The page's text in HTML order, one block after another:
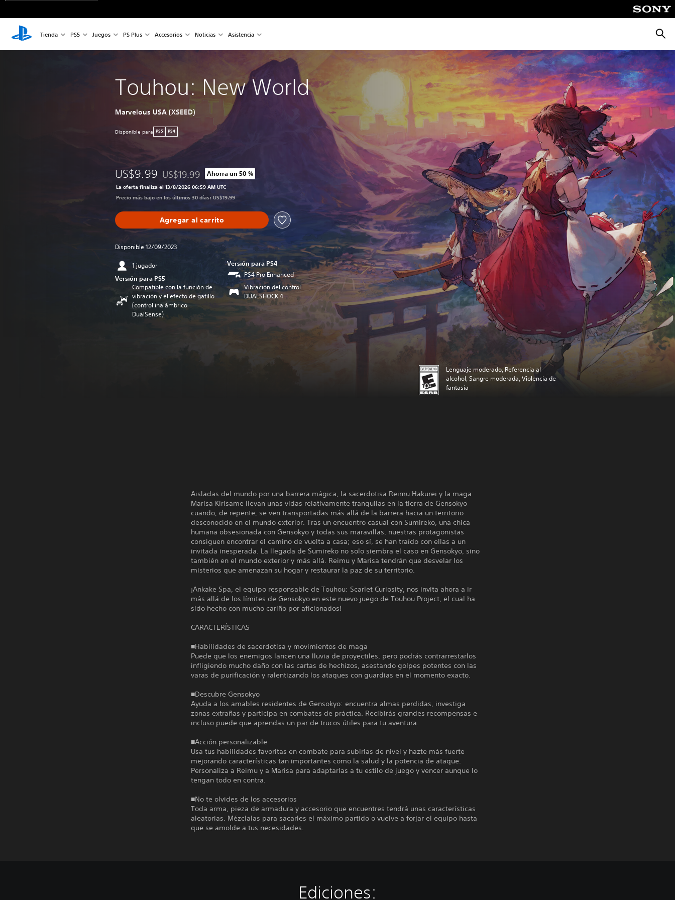
Tienda PS5 Juegos PS Plus Accesorios Noticias Asistencia
Touhou: New World
Marvelous USA (XSEED)
Disponible para PS5 PS4
US$9.99 Rebajado del precio original de US$19.99
US$19.99 Ahorra un 50 %
La oferta finaliza el 13/8/2026 06:59 AM UTC
Precio más bajo en los últimos 30 días: US$19.99
Agregar al carrito
Disponible 12/09/2023
1 jugador
Versión para PS5
Compatible con la función de
vibración y el efecto de gatillo
(control inalámbrico
DualSense)
Versión para PS4
PS4 Pro Enhanced
Vibración del control
DUALSHOCK 4
Lenguaje moderado, Referencia al
alcohol, Sangre moderada, Violencia de
fantasía
Aisladas del mundo por una barrera mágica, la sacerdotisa Reimu Hakurei y la maga
Marisa Kirisame llevan unas vidas relativamente tranquilas en la tierra de Gensokyo
cuando, de repente, se ven transportadas más allá de la barrera hacia un territorio
desconocido en el mundo exterior. Tras un encuentro casual con Sumireko, una chica
humana obsesionada con Gensokyo y todas sus maravillas, nuestras protagonistas
consiguen encontrar el camino de vuelta a casa; eso sí, se han traído con ellas a un
invitada inesperada. La llegada de Sumireko no solo siembra el caso en Gensokyo, sino
también en el mundo exterior y más allá. Reimu y Marisa tendrán que desvelar los
misterios que amenazan su hogar y restaurar la paz de su territorio.
¡Ankake Spa, el equipo responsable de Touhou: Scarlet Curiosity, nos invita ahora a ir
más allá de los límites de Gensokyo en este nuevo juego de Touhou Project, el cual ha
sido hecho con mucho cariño por aficionados!
CARACTERÍSTICAS
■Habilidades de sacerdotisa y movimientos de maga
Puede que los enemigos lancen una lluvia de proyectiles, pero podrás contrarrestarlos
infligiendo mucho daño con las cartas de hechizos, asestando golpes potentes con las
varas de purificación y ralentizando los ataques con guardias en el momento exacto.
■Descubre Gensokyo
Ayuda a los amables residentes de Gensokyo: encuentra almas perdidas, investiga
zonas extrañas y participa en combates de práctica. Recibirás grandes recompensas e
incluso puede que aprendas un par de trucos útiles para tu aventura.
■Acción personalizable
Usa tus habilidades favoritas en combate para subirlas de nivel y hazte más fuerte
mejorando características tan importantes como la salud y la potencia de ataque.
Personaliza a Reimu y a Marisa para adaptarlas a tu estilo de juego y vencer aunque lo
tengan todo en contra.
■No te olvides de los accesorios
Toda arma, pieza de armadura y accesorio que encuentres tendrá unas características
aleatorias. Mézclalas para sacarles el máximo partido o vuelve a forjar el equipo hasta
que se amolde a tus necesidades.
Ediciones: